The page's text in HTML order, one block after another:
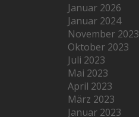
Januar 2026
Januar 2024
November 2023
Oktober 2023
Juli 2023
Mai 2023
April 2023
März 2023
Januar 2023